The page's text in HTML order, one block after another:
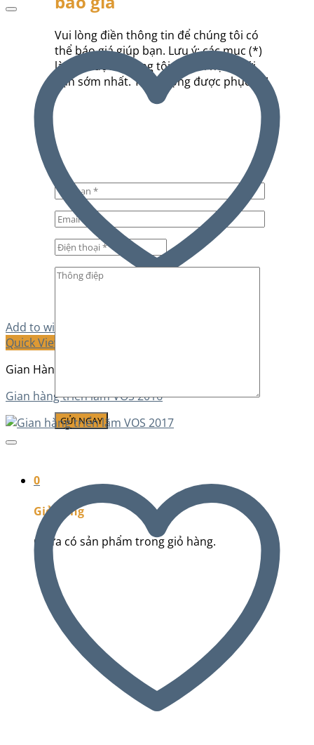
Vui lòng điền thông tin để chúng tôi có
thể báo giá giúp bạn. Lưu ý: các mục (*)
là bắt buộc. Chúng tôi sẽ liên hệ lại với
bạn sớm nhất. Trân trọng được phục vụ!
0
Giỏ hàng
Chưa có sản phẩm trong giỏ hàng.
Add to wishlist
Quick View
Gian Hàng Triển Lãm
Gian hàng triển lãm VOS 2016